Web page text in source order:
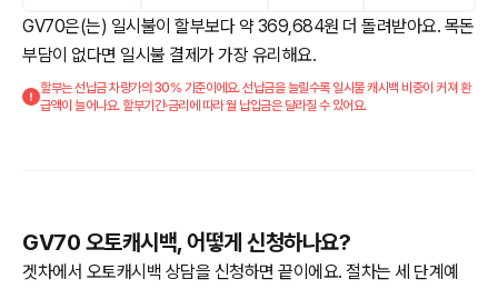
GV70은(는) 일시불이 할부보다 약 369,684원 더 돌려받아요. 목돈
부담이 없다면 일시불 결제가 가장 유리해요.
할부는 선납금 차량가의 30% 기준이에요. 선납금을 늘릴수록 일시불 캐시백 비중이 커져 환
급액이 늘어나요. 할부기간·금리에 따라 월 납입금은 달라질 수 있어요.
GV70 오토캐시백, 어떻게 신청하나요?
겟차에서 오토캐시백 상담을 신청하면 끝이에요. 절차는 세 단계예